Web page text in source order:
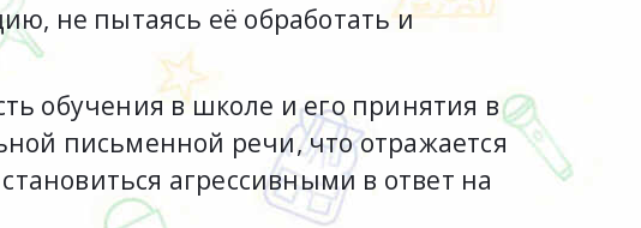
не пытаясь её обработать и
обучения в школе и его принятия в
письменной речи, что отражается
агрессивными в ответ на